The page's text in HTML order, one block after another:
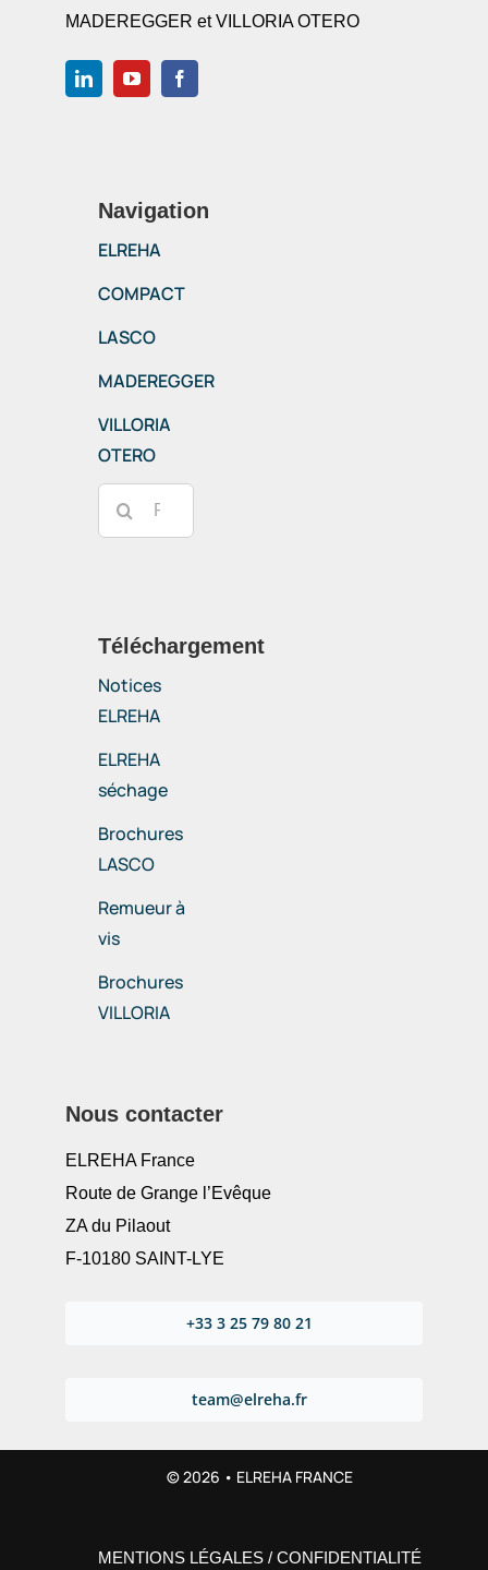
MADEREGGER et VILLORIA OTERO
Navigation
ELREHA
COMPACT
LASCO
MADEREGGER
VILLORIA
OTERO
Rechercher:
Téléchargement
Notices
ELREHA
ELREHA
séchage
Brochures
LASCO
Remueur à
vis
Brochures
VILLORIA
Nous contacter
ELREHA France
Route de Grange l’Evêque
ZA du Pilaout
F-10180 SAINT-LYE
+33 3 25 79 80 21
team@elreha.fr
© 2026 • ELREHA FRANCE
MENTIONS LÉGALES/ CONFIDENTIALITÉ